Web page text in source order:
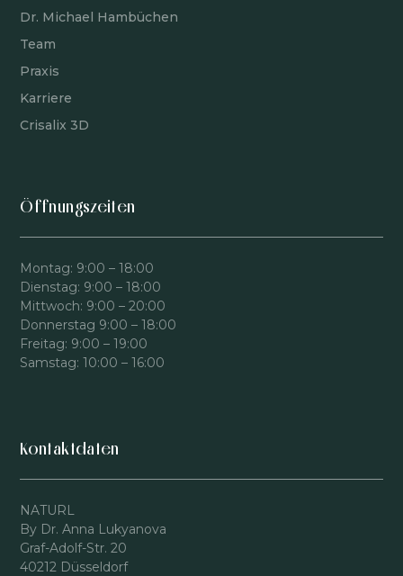
Dr. Michael Hambüchen
Team
Praxis
Karriere
Crisalix 3D
Öffnungszeiten
Montag: 9:00 – 18:00
Dienstag: 9:00 – 18:00
Mittwoch: 9:00 – 20:00
Donnerstag 9:00 – 18:00
Freitag: 9:00 – 19:00
Samstag: 10:00 – 16:00
Kontaktdaten
NATURL
By Dr. Anna Lukyanova
Graf-Adolf-Str. 20
40212 Düsseldorf